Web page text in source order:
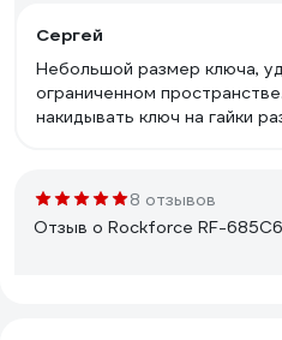
Сергей
Небольшой размер ключа,
ограниченном
накидывать ключ на гайки
8 отзывов
Отзыв о Rockforce RF-